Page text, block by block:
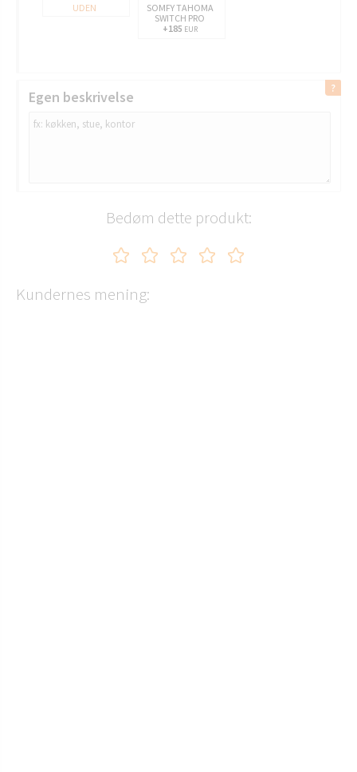
UDEN
SOMFY TAHOMA
SWITCH PRO
+185 EUR
Egen beskrivelse
Bedøm dette produkt:
Kundernes mening: